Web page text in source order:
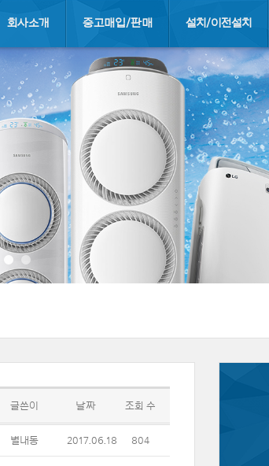
회사소개 중고매입/판매 설치/이전설치
글쓴이 날짜 조회 수
별내동 2017.06.18 804